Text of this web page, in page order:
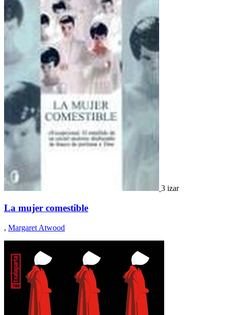
3 izar
La mujer comestible
, Margaret Atwood